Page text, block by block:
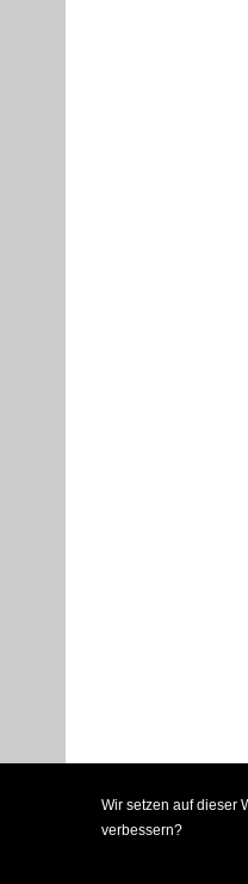
Wir setzen auf dieser
verbessern?